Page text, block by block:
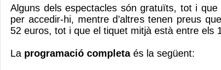
Alguns dels espectacles són gratuïts, tot i que
per accedir-hi, mentre d’altres tenen preus
52 euros, tot i que el tiquet mitjà està entre els
La programació completaés la següent: